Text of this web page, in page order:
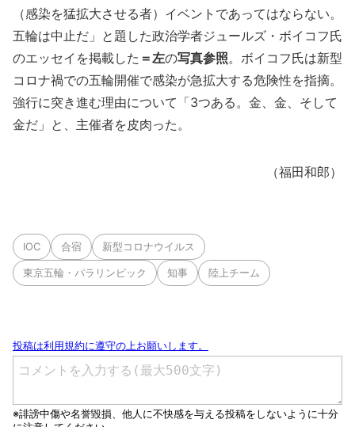
（感染を猛拡大させる者）イベントであってはならない。
五輪は中止だ」と題した政治学者ジュールズ・ボイコフ氏
のエッセイを掲載した ＝左の写真参照。ボイコフ氏は新型
コロナ禍での五輪開催で感染が急拡大する危険性を指摘。
強行に突き進む理由について「3つある。金、金、そして
金だ」と、主催者を皮肉った。
（福田和郎）
IOC 合宿 新型コロナウイルス
東京五輪・パラリンピック 知事 陸上チーム